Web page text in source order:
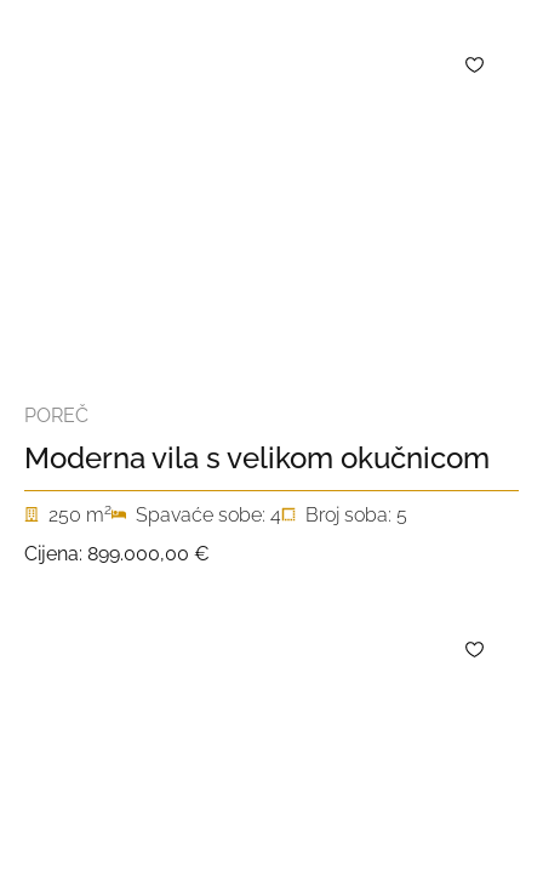
POREČ
Moderna vila s velikom okučnicom
250 m2 Spavaće sobe: 4
Broj soba: 5
Cijena: 899.000,00 €